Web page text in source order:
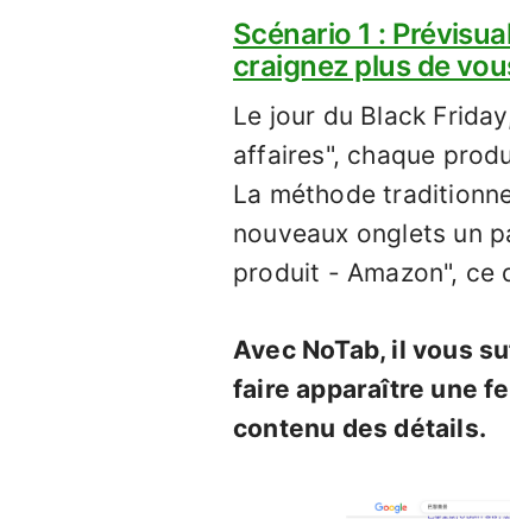
Scénario 1 :
craignez plus de
Le jour du Black
affaires", chaque
La méthode
nouveaux onglets un
produit - Amazon", ce
Avec NoTab, il vous
faire apparaître une
contenu des détails.